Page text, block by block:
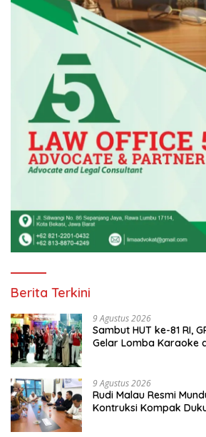
Berita Terkini
9 Agustus 2026
Sambut HUT ke-81 RI,
Gelar Lomba Karaoke
9 Agustus 2026
Rudi Malau Resmi
Kontruksi Kompak